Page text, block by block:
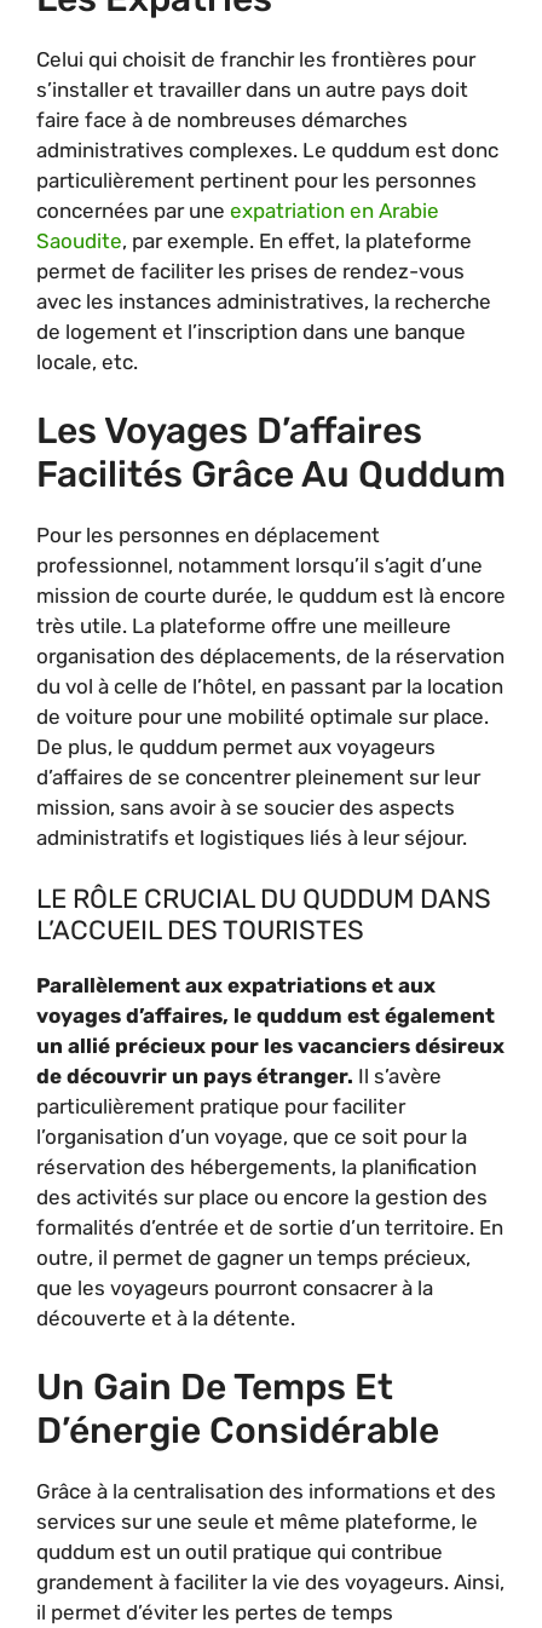
Celui qui choisit de franchir les frontières pour
s’installer et travailler dans un autre pays doit
faire face à de nombreuses démarches
administratives complexes. Le quddum est donc
particulièrement pertinent pour les personnes
concernées par une expatriation en Arabie
Saoudite, par exemple. En effet, la plateforme
permet de faciliter les prises de rendez-vous
avec les instances administratives, la recherche
de logement et l’inscription dans une banque
locale, etc.
Les Voyages D’affaires
Facilités Grâce Au Quddum
Pour les personnes en déplacement
professionnel, notamment lorsqu’il s’agit d’une
mission de courte durée, le quddum est là encore
très utile. La plateforme offre une meilleure
organisation des déplacements, de la réservation
du vol à celle de l’hôtel, en passant par la location
de voiture pour une mobilité optimale sur place.
De plus, le quddum permet aux voyageurs
d’affaires de se concentrer pleinement sur leur
mission, sans avoir à se soucier des aspects
administratifs et logistiques liés à leur séjour.
LE RÔLE CRUCIAL DU QUDDUM DANS
L’ACCUEIL DES TOURISTES
Parallèlement aux expatriations et aux
voyages d’affaires, le quddum est également
un allié précieux pour les vacanciers désireux
de découvrir un pays étranger. Il s’avère
particulièrement pratique pour faciliter
l’organisation d’un voyage, que ce soit pour la
réservation des hébergements, la planification
des activités sur place ou encore la gestion des
formalités d’entrée et de sortie d’un territoire. En
outre, il permet de gagner un temps précieux,
que les voyageurs pourront consacrer à la
découverte et à la détente.
Un Gain De Temps Et
D’énergie Considérable
Grâce à la centralisation des informations et des
services sur une seule et même plateforme, le
quddum est un outil pratique qui contribue
grandement à faciliter la vie des voyageurs. Ainsi,
il permet d’éviter les pertes de temps